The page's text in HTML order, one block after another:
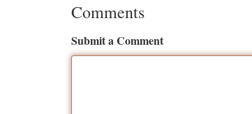
Comments
Submit a Comment